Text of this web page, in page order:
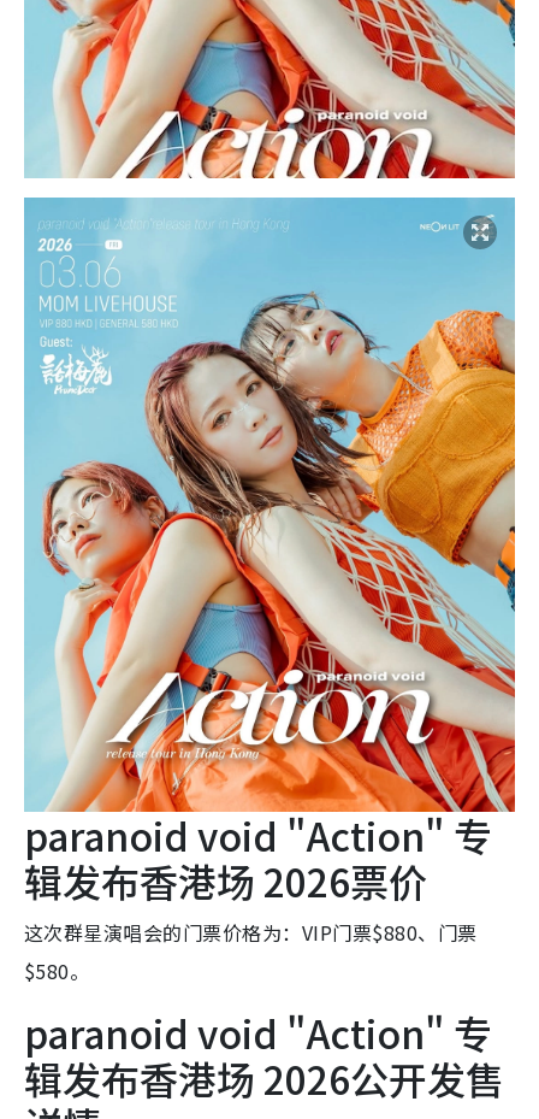
paranoid void "Action" 专
辑发布香港场 2026票价
这次群星演唱会的门票价格为：VIP门票$880、门票
$580。
paranoid void "Action" 专
辑发布香港场 2026公开发售